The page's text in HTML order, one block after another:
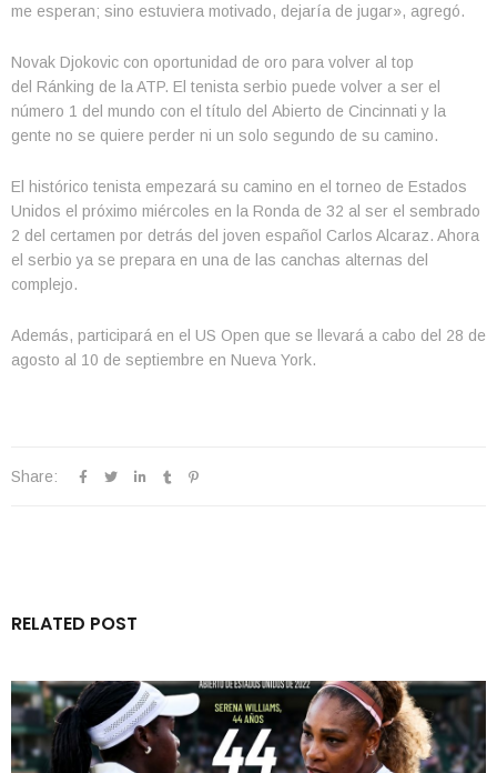
me esperan; sino estuviera motivado, dejaría de jugar», agregó.
Novak Djokovic con oportunidad de oro para volver al top
del Ránking de la ATP. El tenista serbio puede volver a ser el
número 1 del mundo con el título del Abierto de Cincinnati y la
gente no se quiere perder ni un solo segundo de su camino.
El histórico tenista empezará su camino en el torneo de Estados
Unidos el próximo miércoles en la Ronda de 32 al ser el sembrado
2 del certamen por detrás del joven español Carlos Alcaraz. Ahora
el serbio ya se prepara en una de las canchas alternas del
complejo.
Además, participará en el US Open que se llevará a cabo del 28 de
agosto al 10 de septiembre en Nueva York.
Share:
RELATED POST